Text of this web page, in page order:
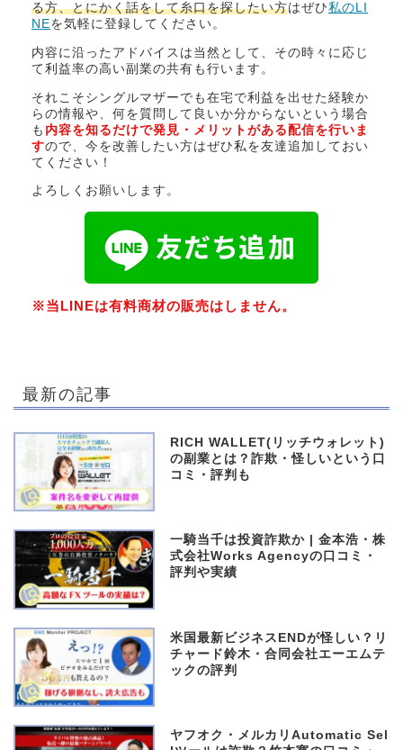
る方、とにかく話をして糸口を探したい方はぜひ私のLI
NEを気軽に登録してください。
内容に沿ったアドバイスは当然として、その時々に応じ
て利益率の高い副業の共有も行います。
それこそシングルマザーでも在宅で利益を出せた経験か
らの情報や、何を質問して良いか分からないという場合
も 内容を知るだけで発見・メリットがある配信を行いま
すので、今を改善したい方はぜひ私を友達追加しておい
てください！
よろしくお願いします。
※当LINEは有料商材の販売はしません。
最新の記事
RICH WALLET(リッチウォレット)
の副業とは？詐欺・怪しいという口
コミ・評判も
一騎当千は投資詐欺か | 金本浩・株
式会社Works Agencyの口コミ・
評判や実績
米国最新ビジネスENDが怪しい？リ
チャード鈴木・合同会社エーエムテ
ックの評判
ヤフオク・メルカリAutomatic Sel